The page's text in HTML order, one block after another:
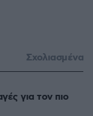
Σχολιασμένα
για τον πιο